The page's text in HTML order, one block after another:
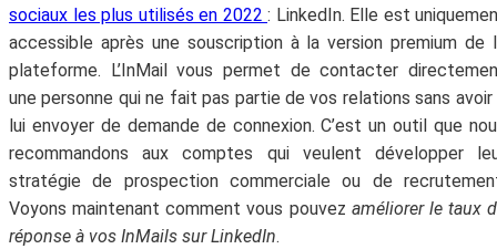
sociaux les plus utilisés en 2022 : LinkedIn. Elle est
accessible après une souscription à la version premium de
plateforme. L’InMail vous permet de contacter
une personne qui ne fait pas partie de vos relations sans avoir
lui envoyer de demande de connexion. C’est un outil que
recommandons aux comptes qui veulent développer
stratégie de prospection commerciale ou de
Voyons maintenant comment vous pouvez améliorer le taux
réponse à vos InMails sur LinkedIn.